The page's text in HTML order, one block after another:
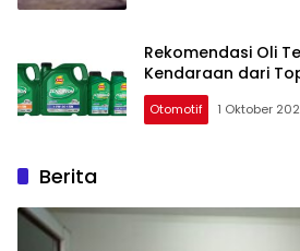
Rekomendasi Oli
Kendaraan dari
Otomotif 1 Oktober
Berita